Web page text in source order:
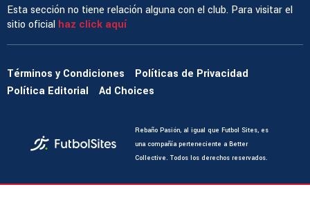
Esta sección no tiene relación alguna con el club. Para visitar el
sitio oficial haz click aquí
Términos y Condiciones
Políticas de Privacidad
Política Editorial
Ad Choices
Rebaño Pasión, al igual que Futbol Sites, es
una compañía perteneciente a Better
Collective. Todos los derechos reservados.